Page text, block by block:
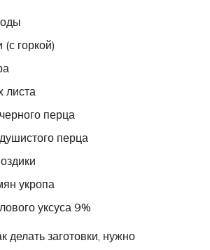
(с горкой)
листа
перца
перца
укропа
уксуса 9%
делать заготовки, нужно